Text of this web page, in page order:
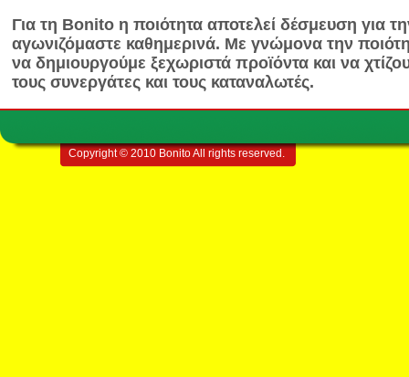
Για τη Bonito η ποιότητα αποτελεί δέσμευση για
αγωνιζόμαστε καθημερινά. Με γνώμονα την
να δημιουργούμε ξεχωριστά προϊόντα και να
τους συνεργάτες και τους καταναλωτές.
Copyright © 2010 Bonito All rights reserved.